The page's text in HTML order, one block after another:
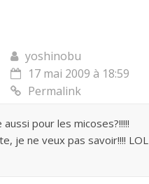
yoshinobu
17 mai 2009 à 18:59
Permalink
aussi pour les micoses?!!!!!
je ne veux pas savoir!!!! LOL